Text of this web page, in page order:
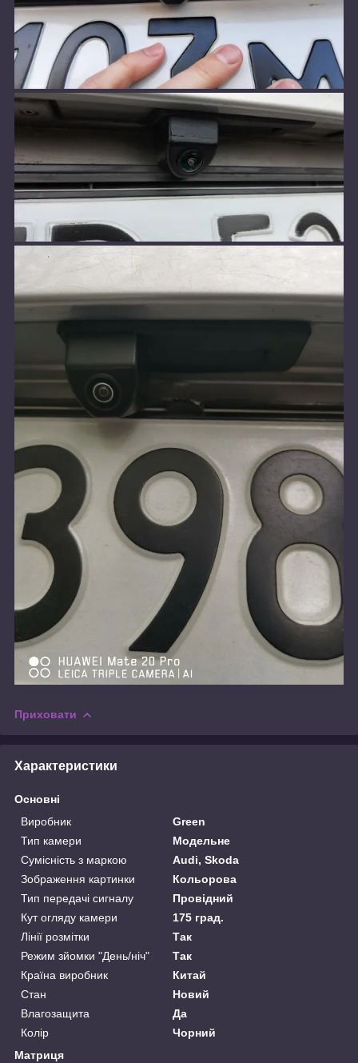
Приховати
Характеристики
Основні
Виробник
Green
Тип камери
Модельне
Сумісність з маркою
Audi, Skoda
Зображення картинки
Кольорова
Тип передачі сигналу
Провідний
Кут огляду камери
175 град.
Лінії розмітки
Так
Режим зйомки "День/ніч"
Так
Країна виробник
Китай
Стан
Новий
Влагозащита
Да
Колір
Чорний
Матриця